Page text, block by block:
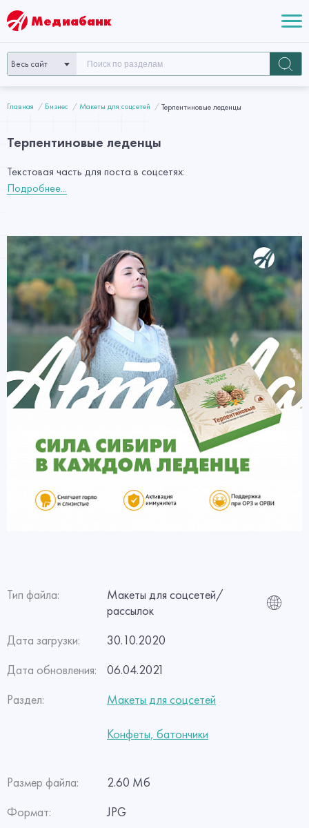
Медиабанк
Весь сайт
Главная Бизнес Макеты для соцсетей Терпентиновые леденцы
Терпентиновые леденцы
Текстовая часть для поста в соцсетях:
Подробнее...
Тип файла:
Макеты для соцсетей/
рассылок
Дата загрузки:
30.10.2020
Дата обновления:
06.04.2021
Раздел:
Макеты для соцсетей
Конфеты, батончики
Размер файла:
2.60 Мб
Формат:
JPG